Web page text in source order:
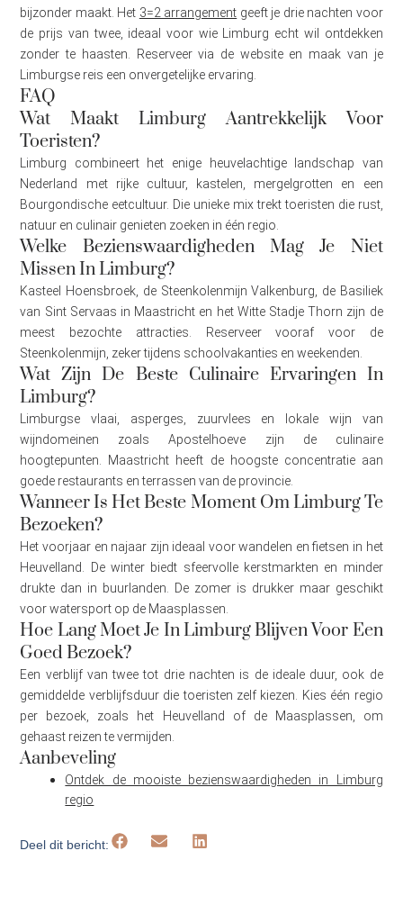
bijzonder maakt. Het 3=2 arrangement geeft je drie nachten voor
de prijs van twee, ideaal voor wie Limburg echt wil ontdekken
zonder te haasten. Reserveer via de website en maak van je
Limburgse reis een onvergetelijke ervaring.
FAQ
Wat Maakt Limburg Aantrekkelijk Voor
Toeristen?
Limburg combineert het enige heuvelachtige landschap van
Nederland met rijke cultuur, kastelen, mergelgrotten en een
Bourgondische eetcultuur. Die unieke mix trekt toeristen die rust,
natuur en culinair genieten zoeken in één regio.
Welke Bezienswaardigheden Mag Je Niet
Missen In Limburg?
Kasteel Hoensbroek, de Steenkolenmijn Valkenburg, de Basiliek
van Sint Servaas in Maastricht en het Witte Stadje Thorn zijn de
meest bezochte attracties. Reserveer vooraf voor de
Steenkolenmijn, zeker tijdens schoolvakanties en weekenden.
Wat Zijn De Beste Culinaire Ervaringen In
Limburg?
Limburgse vlaai, asperges, zuurvlees en lokale wijn van
wijndomeinen zoals Apostelhoeve zijn de culinaire
hoogtepunten. Maastricht heeft de hoogste concentratie aan
goede restaurants en terrassen van de provincie.
Wanneer Is Het Beste Moment Om Limburg Te
Bezoeken?
Het voorjaar en najaar zijn ideaal voor wandelen en fietsen in het
Heuvelland. De winter biedt sfeervolle kerstmarkten en minder
drukte dan in buurlanden. De zomer is drukker maar geschikt
voor watersport op de Maasplassen.
Hoe Lang Moet Je In Limburg Blijven Voor Een
Goed Bezoek?
Een verblijf van twee tot drie nachten is de ideale duur, ook de
gemiddelde verblijfsduur die toeristen zelf kiezen. Kies één regio
per bezoek, zoals het Heuvelland of de Maasplassen, om
gehaast reizen te vermijden.
Aanbeveling
Ontdek de mooiste bezienswaardigheden in Limburg
regio
Deel dit bericht: